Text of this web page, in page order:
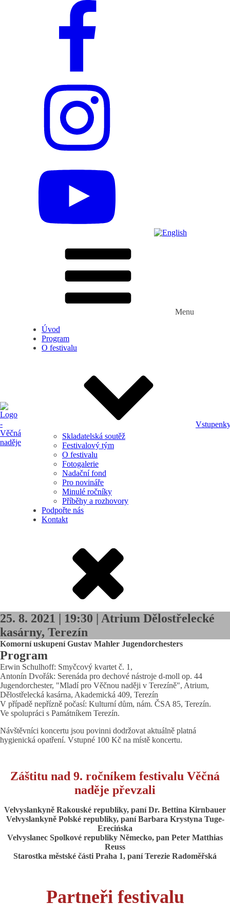
Menu
Úvod
Program
O festivalu
Skladatelská soutěž
Festivalový tým
O festivalu
Fotogalerie
Nadační fond
Pro novináře
Minulé ročníky
Příběhy a rozhovory
Podpořte nás
Kontakt
25. 8. 2021 | 19:30 | Atrium Dělostřelecké
kasárny, Terezín
Komorní uskupení Gustav Mahler Jugendorchesters
Program
Erwin Schulhoff: Smyčcový kvartet č. 1,
Antonín Dvořák: Serenáda pro dechové nástroje d-moll op. 44
Jugendorchester, "Mladí pro Věčnou naději v Terezíně", Atrium,
Dělostřelecká kasárna, Akademická 409, Terezín
V případě nepřízně počasí: Kulturní dům, nám. ČSA 85, Terezín.
Ve spolupráci s Památníkem Terezín.
Návštěvníci koncertu jsou povinni dodržovat aktuálně platná
hygienická opatření. Vstupné 100 Kč na místě koncertu.
Záštitu nad 9. ročníkem festivalu Věčná
naděje převzali
Velvyslankyně Rakouské republiky, paní Dr. Bettina Kirnbauer
Velvyslankyně Polské republiky, paní Barbara Krystyna Tuge-
Erecińska
Velvyslanec Spolkové republiky Německo, pan Peter Matthias
Reuss
Starostka městské části Praha 1, paní Terezie Radoměřská
Partneři festivalu